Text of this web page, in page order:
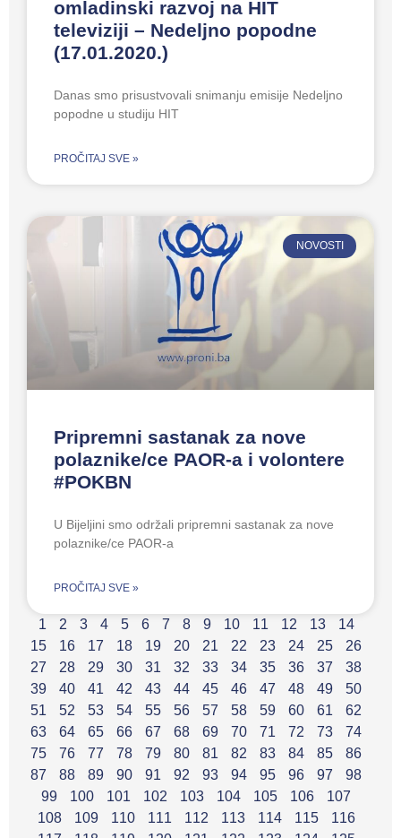
omladinski razvoj na HIT
televiziji – Nedeljno popodne
(17.01.2020.)
Danas smo prisustvovali snimanju emisije Nedeljno
popodne u studiju HIT
PROČITAJ SVE »
NOVOSTI
Pripremni sastanak za nove
polaznike/ce PAOR-a i volontere
#POKBN
U Bijeljini smo održali pripremni sastanak za nove
polaznike/ce PAOR-a
PROČITAJ SVE »
1 2 3 4 5 6 7 8 9 10 11 12 13
14
15
16 17 18 19 20 21 22 23 24 25
26
27
28 29 30 31 32 33 34 35 36 37
38
39
40 41 42 43 44 45 46 47 48 49
50
51
52 53 54 55 56 57 58 59 60 61
62
63
64 65 66 67 68 69 70 71 72 73
74
75
76 77 78 79 80 81 82 83 84 85
86
87
88 89 90 91 92 93 94 95 96 97
98
99
100 101 102 103 104 105 106
107
108
109 110 111 112 113 114 115
116